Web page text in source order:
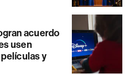
acuerdo
usen
y